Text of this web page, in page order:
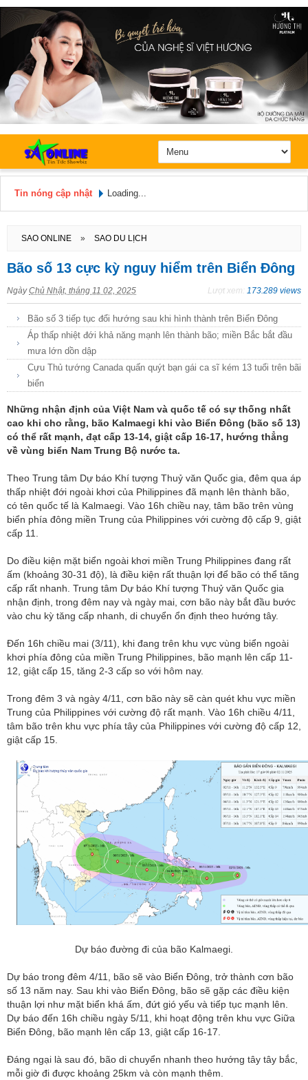
Tin nóng cập nhật Loading...
SAO ONLINE » SAO DU LỊCH
Bão số 13 cực kỳ nguy hiểm trên Biển Đông
NgàyChủ Nhật, tháng 11 02, 2025 Lượt xem: 173.289 views
Bão số 3 tiếp tục đổi hướng sau khi hình thành trên Biển Đông
Áp thấp nhiệt đới khả năng mạnh lên thành bão; miền Bắc bắt đầu
mưa lớn dồn dập
Cựu Thủ tướng Canada quấn quýt bạn gái ca sĩ kém 13 tuổi trên bãi
biển
Những nhận định của Việt Nam và quốc tế có sự thống nhất
cao khi cho rằng, bão Kalmaegi khi vào Biển Đông (bão số 13)
có thể rất mạnh, đạt cấp 13-14, giật cấp 16-17, hướng thẳng
về vùng biển Nam Trung Bộ nước ta.
Theo Trung tâm Dự báo Khí tượng Thuỷ văn Quốc gia, đêm qua áp
thấp nhiệt đới ngoài khơi của Philippines đã mạnh lên thành bão,
có tên quốc tế là Kalmaegi. Vào 16h chiều nay, tâm bão trên vùng
biển phía đông miền Trung của Philippines với cường độ cấp 9, giật
cấp 11.
Do điều kiện mặt biển ngoài khơi miền Trung Philippines đang rất
ấm (khoảng 30-31 độ), là điều kiện rất thuận lợi để bão có thể tăng
cấp rất nhanh. Trung tâm Dự báo Khí tượng Thuỷ văn Quốc gia
nhận định, trong đêm nay và ngày mai, cơn bão này bắt đầu bước
vào chu kỳ tăng cấp nhanh, di chuyển ổn định theo hướng tây.
Đến 16h chiều mai (3/11), khi đang trên khu vực vùng biển ngoài
khơi phía đông của miền Trung Philippines, bão mạnh lên cấp 11-
12, giật cấp 15, tăng 2-3 cấp so với hôm nay.
Trong đêm 3 và ngày 4/11, cơn bão này sẽ càn quét khu vực miền
Trung của Philippines với cường độ rất mạnh. Vào 16h chiều 4/11,
tâm bão trên khu vực phía tây của Philippines với cường độ cấp 12,
giật cấp 15.
Dự báo đường đi của bão Kalmaegi.
Dự báo trong đêm 4/11, bão sẽ vào Biển Đông, trở thành cơn bão
số 13 năm nay. Sau khi vào Biển Đông, bão sẽ gặp các điều kiện
thuận lợi như mặt biển khá ấm, đứt gió yếu và tiếp tục mạnh lên.
Dự báo đến 16h chiều ngày 5/11, khi hoạt động trên khu vực Giữa
Biển Đông, bão mạnh lên cấp 13, giật cấp 16-17.
Đáng ngại là sau đó, bão di chuyển nhanh theo hướng tây tây bắc,
mỗi giờ đi được khoảng 25km và còn mạnh thêm.